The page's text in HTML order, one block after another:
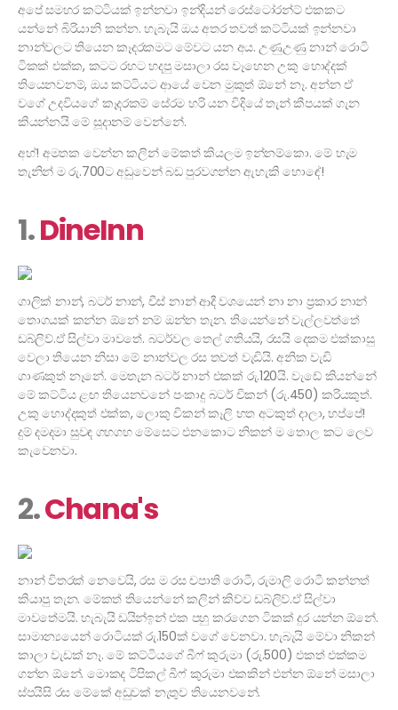
අපේ සමහර කට්ටියක් ඉන්නවා ඉන්දියන් රෙස්ටෝරන්ට් එකකට
යන්නේ බිරියානි කන්න. හැබැයි ඔය අතර තවත් කට්ටියක් ඉන්නවා
නාන්වලට තියෙන කෑදරකමට මේවට යන අය. උණුඋණු නාන් රොටි
ටිකක් එක්ක, කටට රහට හදපු මසාලා රස වෑහෙන උකු හොද්දක්
තියෙනවනම්, ඔය කට්ටියට ආයේ වෙන මුකුත් ඕනේ නෑ. අන්න ඒ
වගේ උදවියගේ කෑදරකම් සේරම හරි යන විදියේ තැන් කීපයක් ගැන
කියන්නයි මේ සූදානම් වෙන්නේ.
අහ්! අමතක වෙන්න කලින් මේකත් කියලම ඉන්නම්කො. මේ හැම
තැනින් ම රු.700ට අඩුවෙන් බඩ පුරවගන්න ඇහැකි හොඳේ!
1.DineInn
ගාලික් නාන්, බටර් නාන්, චීස් නාන් ආදී වශයෙන් නා නා ප්‍රකාර නාන්
තොගයක් කන්න ඕනේ නම් ඔන්න තැන. තියෙන්නේ වැල්ලවත්තේ
ඩබ්ලිව්.ඒ සිල්වා මාවතේ. බටර්වල තෙල් ගතියයි, රසයි දෙකම එක්කාසු
වෙලා තියෙන නිසා මේ නාන්වල රස තවත් වැඩියි. අනික වැඩි
ගාණකුත් නෑනේ. මෙතැන බටර් නාන් එකක් රු.120යි. වැඩේ කියන්නේ
මේ කට්ටිය ළඟ තියෙනවනේ පංකාදු බටර් චිකන් (රු.450) කරියකුත්.
උකු හොද්දකුත් එක්ක, ලොකු චිකන් කෑලි හත අටකුත් දාලා, හප්පේ!
දුම් දමදමා සුවඳ ගහගහ මේසෙට එනකොට නිකන් ම තොල කට ලෙව
කැවෙනවා.
2.Chana's
නාන් විතරක් නෙවෙයි, රස ම රස චපාති රොටී, රුමාලි රොටී කන්නත්
කියාපු තැන. මේකත් තියෙන්නේ කලින් කිව්ව ඩබ්ලිව්.ඒ සිල්වා
මාවතේමයි. හැබැයි ඩයින්ඉන් එක පහු කරගෙන ටිකක් දුර යන්න ඕනේ.
සාමාන්‍යයෙන් රොටියක් රු.150ක් වගේ වෙනවා. හැබැයි මේවා නිකන්
කාලා වැඩක් නෑ. මේ කට්ටියගේ බීෆ් කුරුමා (රු.500) එකත් එක්කම
ගන්න ඕනේ. මොකද ටිපිකල් බීෆ් කුරුමා එකකින් එන්න ඕනේ මසාලා
ස්පයිසි රස මේකේ අඩුවක් නැතුව තියෙනවනේ.